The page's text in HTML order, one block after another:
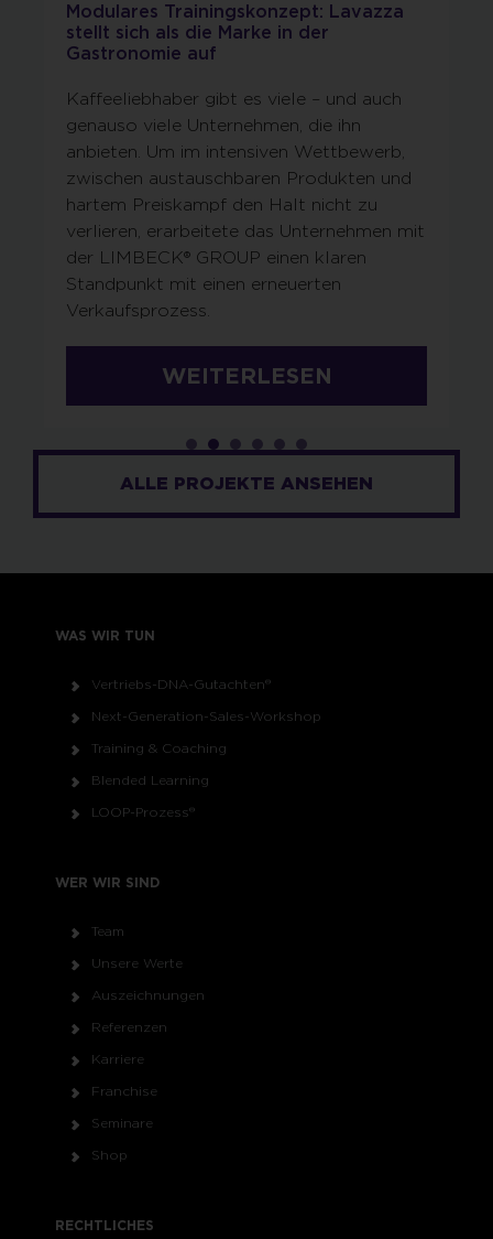
Modulares Trainingskonzept: Lavazza
stellt sich als die Marke in der
Gastronomie auf
Kaffeeliebhaber gibt es viele – und auch
genauso viele Unternehmen, die ihn
anbieten. Um im intensiven Wettbewerb,
zwischen austauschbaren Produkten und
hartem Preiskampf den Halt nicht zu
verlieren, erarbeitete das Unternehmen mit
der LIMBECK® GROUP einen klaren
Standpunkt mit einen erneuerten
Verkaufsprozess.
WEITERLESEN
ALLE PROJEKTE ANSEHEN
WAS WIR TUN
Vertriebs-DNA-Gutachten®
Next-Generation-Sales-Workshop
Training & Coaching
Blended Learning
LOOP-Prozess®
WER WIR SIND
Team
Unsere Werte
Auszeichnungen
Referenzen
Karriere
Franchise
Seminare
Shop
RECHTLICHES